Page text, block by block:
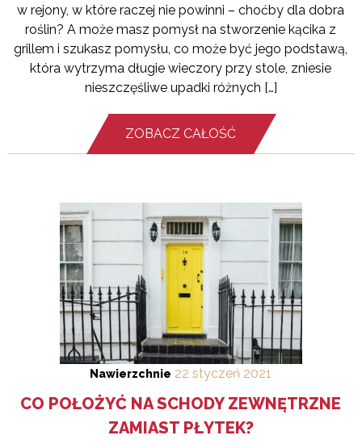
w rejony, w które raczej nie powinni – choćby dla dobra
roślin? A może masz pomysł na stworzenie kącika z
grillem i szukasz pomysłu, co może być jego podstawą,
która wytrzyma długie wieczory przy stole, zniesie
nieszczęśliwe upadki różnych […]
ZOBACZ CAŁOŚĆ
Nawierzchnie 22 styczeń 2021
CO POŁOŻYĆ NA SCHODY ZEWNĘTRZNE
ZAMIAST PŁYTEK?